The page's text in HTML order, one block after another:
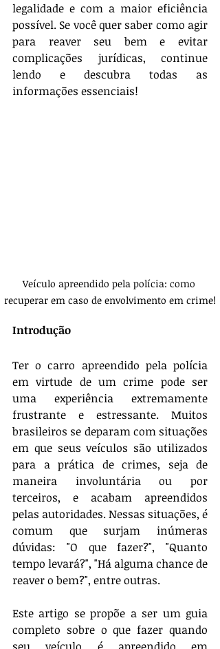
legalidade e com a maior eficiência
possível. Se você quer saber como agir
para reaver seu bem e evitar
complicações jurídicas, continue
lendo e descubra todas as
informações essenciais!
Veículo apreendido pela polícia: como
recuperar em caso de envolvimento em crime!
Introdução
Ter o carro apreendido pela polícia
em virtude de um crime pode ser
uma experiência extremamente
frustrante e estressante. Muitos
brasileiros se deparam com situações
em que seus veículos são utilizados
para a prática de crimes, seja de
maneira involuntária ou por
terceiros, e acabam apreendidos
pelas autoridades. Nessas situações, é
comum que surjam inúmeras
dúvidas: "O que fazer?", "Quanto
tempo levará?", "Há alguma chance de
reaver o bem?", entre outras.
Este artigo se propõe a ser um guia
completo sobre o que fazer quando